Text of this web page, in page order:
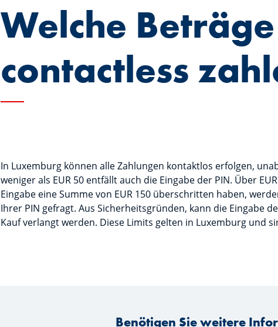
Welche
contactless
In Luxemburg können alle Zahlungen kontaktlos erfolgen,
weniger als EUR 50 entfällt auch die Eingabe der PIN. Über
Eingabe eine Summe von EUR 150 überschritten haben,
Ihrer PIN gefragt. Aus Sicherheitsgründen, kann die Eingabe
Kauf verlangt werden. Diese Limits gelten in Luxemburg und
Benötigen Sie weitere